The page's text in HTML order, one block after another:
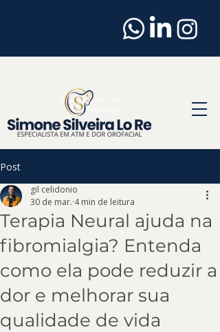
Dentista
Especialista em ATM
e Dor Orofacial em
Osasco
Post
Terapia Neural ajuda na
fibromialgia? Entenda
como ela pode reduzir a
dor e melhorar sua
qualidade de vida
gil celidonio
30 de mar. 4 min de leitura